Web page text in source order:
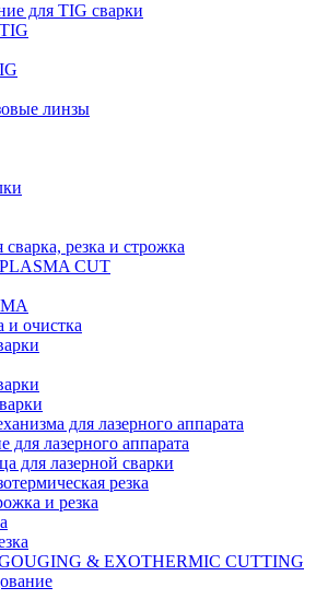
для TIG сварки
линзы
резка и строжка
CUT
и очистка
для лазерного аппарата
лазерного аппарата
для лазерной сварки
резка
и резка
GOUGING & EXOTHERMIC CUTTING